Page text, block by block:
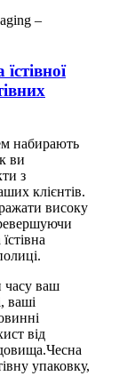
​​набирають
ви
з
клієнтів.
високу
часу ваш
ваші
від
упаковку,